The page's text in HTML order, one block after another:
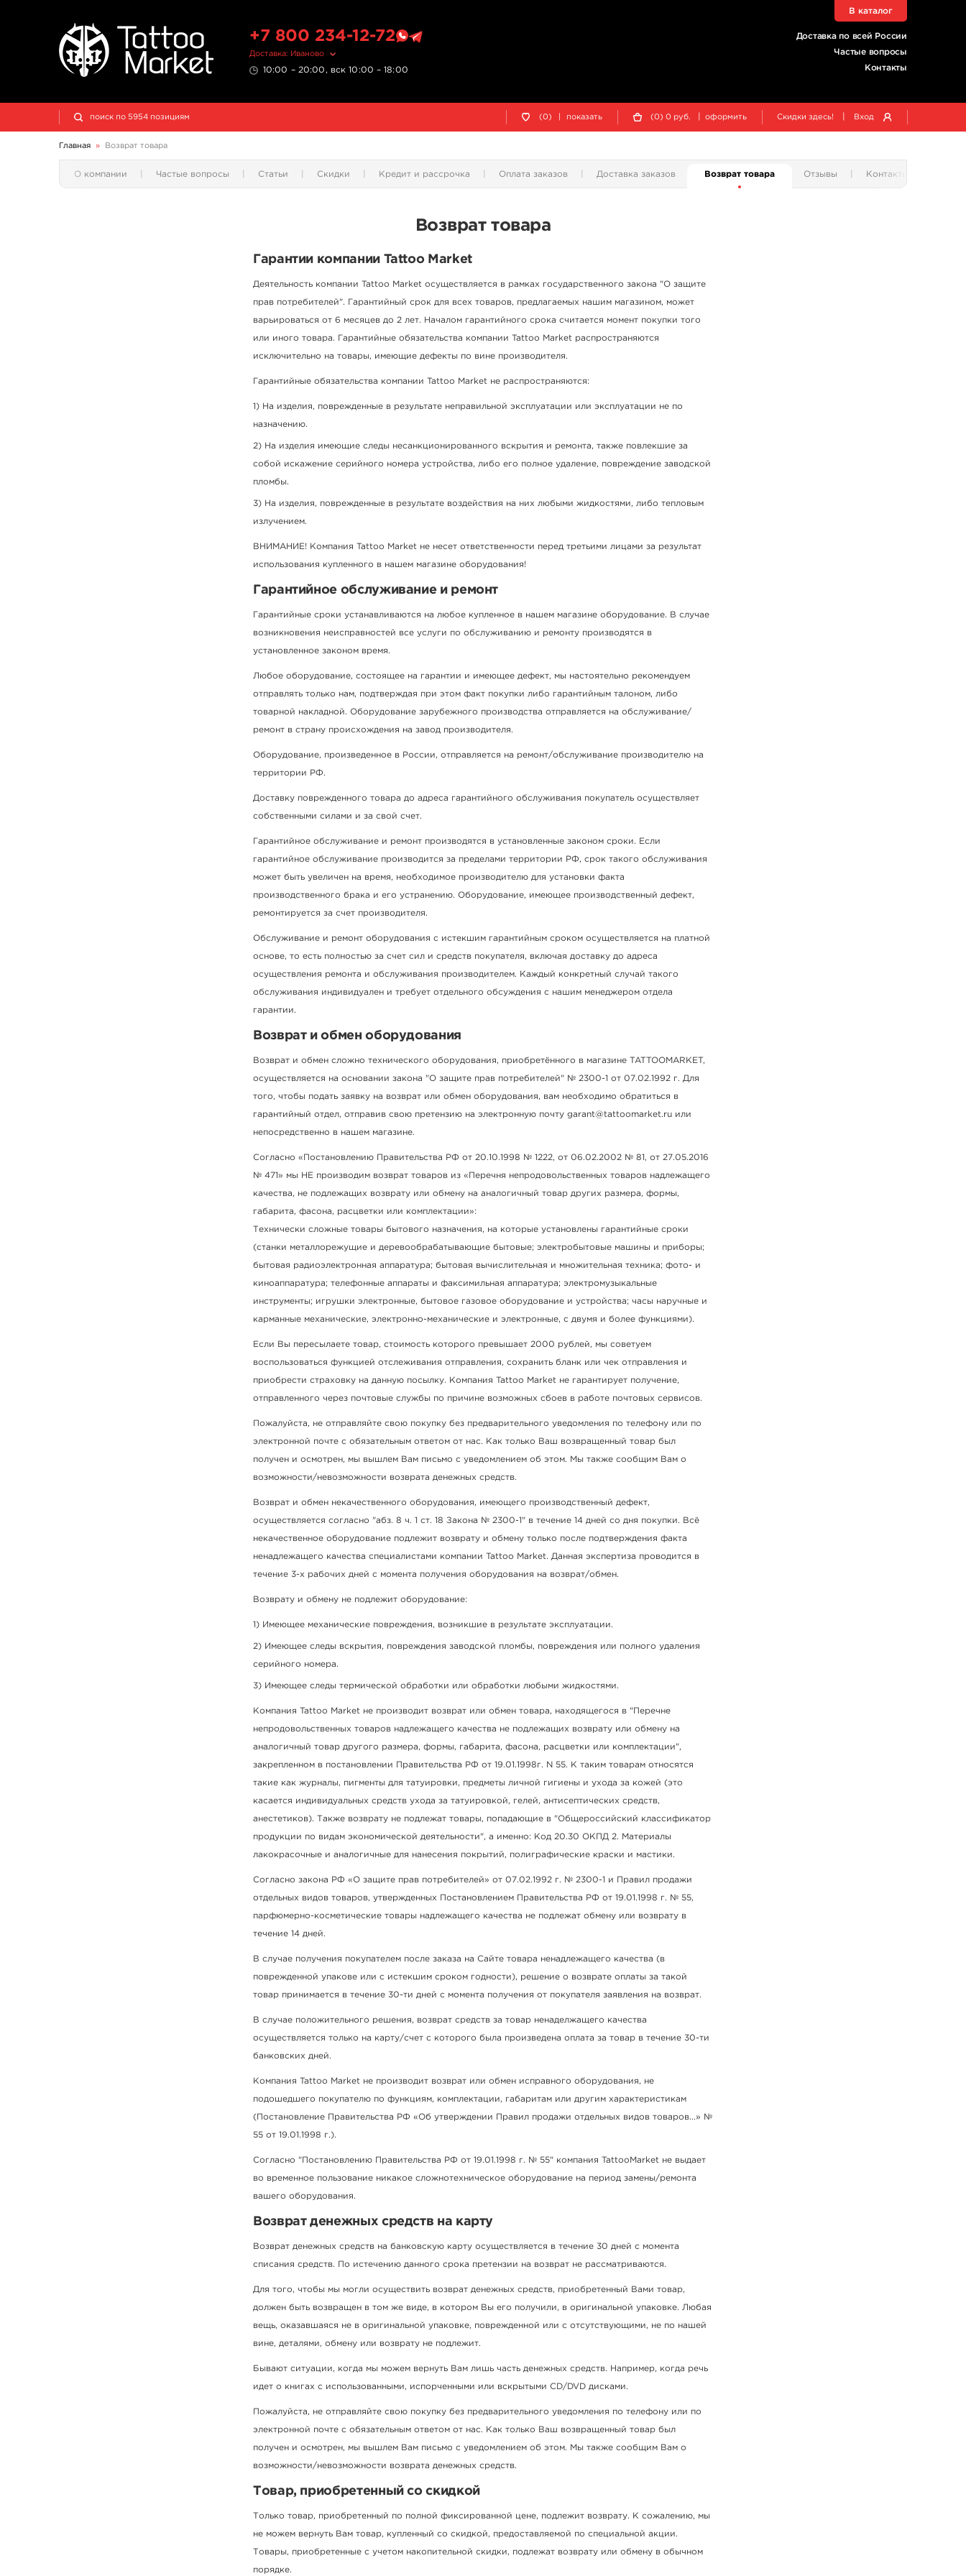
+7 800 234-12-72
Доставка: Иваново
10:00 – 20:00, вск 10:00 – 18:00
Доставка по всей России
Частые вопросы
Контакты
В каталог
(0) показать (0) 0 руб. оформить Скидки здесь! Вход
Главная » Возврат товара
О компании Частые вопросы Статьи Скидки Кредит и рассрочка Оплата заказов Доставка заказов Возврат товара Отзывы Контакты
Возврат товара
Гарантии компании Tattoo Market
Деятельность компании Tattoo Market осуществляется в рамках государственного закона "О защите
прав потребителей". Гарантийный срок для всех товаров, предлагаемых нашим магазином, может
варьироваться от 6 месяцев до 2 лет. Началом гарантийного срока считается момент покупки того
или иного товара. Гарантийные обязательства компании Tattoo Market распространяются
исключительно на товары, имеющие дефекты по вине производителя.
Гарантийные обязательства компании Tattoo Market не распространяются:
На изделия, поврежденные в результате неправильной эксплуатации или эксплуатации не по
назначению.
На изделия имеющие следы несанкционированного вскрытия и ремонта, также повлекшие за
собой искажение серийного номера устройства, либо его полное удаление, повреждение заводской
пломбы.
На изделия, поврежденные в результате воздействия на них любыми жидкостями, либо тепловым
излучением.
ВНИМАНИЕ! Компания Tattoo Market не несет ответственности перед третьими лицами за результат
использования купленного в нашем магазине оборудования!
Гарантийное обслуживание и ремонт
Гарантийные сроки устанавливаются на любое купленное в нашем магазине оборудование. В случае
возникновения неисправностей все услуги по обслуживанию и ремонту производятся в
установленное законом время.
Любое оборудование, состоящее на гарантии и имеющее дефект, мы настоятельно рекомендуем
отправлять только нам, подтверждая при этом факт покупки либо гарантийным талоном, либо
товарной накладной. Оборудование зарубежного производства отправляется на обслуживание/
ремонт в страну происхождения на завод производителя.
Оборудование, произведенное в России, отправляется на ремонт/обслуживание производителю на
территории РФ.
Доставку поврежденного товара до адреса гарантийного обслуживания покупатель осуществляет
собственными силами и за свой счет.
Гарантийное обслуживание и ремонт производятся в установленные законом сроки. Если
гарантийное обслуживание производится за пределами территории РФ, срок такого обслуживания
может быть увеличен на время, необходимое производителю для установки факта
производственного брака и его устранению. Оборудование, имеющее производственный дефект,
ремонтируется за счет производителя.
Обслуживание и ремонт оборудования с истекшим гарантийным сроком осуществляется на платной
основе, то есть полностью за счет сил и средств покупателя, включая доставку до адреса
осуществления ремонта и обслуживания производителем. Каждый конкретный случай такого
обслуживания индивидуален и требует отдельного обсуждения с нашим менеджером отдела
гарантии.
Возврат и обмен оборудования
Возврат и обмен сложно технического оборудования, приобретённого в магазине TATTOOMARKET,
осуществляется на основании закона "О защите прав потребителей" № 2300-1 от 07.02.1992 г. Для
того, чтобы подать заявку на возврат или обмен оборудования, вам необходимо обратиться в
гарантийный отдел, отправив свою претензию на электронную почту garant@tattoomarket.ru или
непосредственно в нашем магазине.
Согласно «Постановлению Правительства РФ от 20.10.1998 № 1222, от 06.02.2002 № 81, от 27.05.2016
№ 471» мы НЕ производим возврат товаров из «Перечня непродовольственных товаров надлежащего
качества, не подлежащих возврату или обмену на аналогичный товар других размера, формы,
габарита, фасона, расцветки или комплектации»:
Технически сложные товары бытового назначения, на которые установлены гарантийные сроки
(станки металлорежущие и деревообрабатывающие бытовые; электробытовые машины и приборы;
бытовая радиоэлектронная аппаратура; бытовая вычислительная и множительная техника; фото- и
киноаппаратура; телефонные аппараты и факсимильная аппаратура; электромузыкальные
инструменты; игрушки электронные, бытовое газовое оборудование и устройства; часы наручные и
карманные механические, электронно-механические и электронные, с двумя и более функциями).
Если Вы пересылаете товар, стоимость которого превышает 2000 рублей, мы советуем
воспользоваться функцией отслеживания отправления, сохранить бланк или чек отправления и
приобрести страховку на данную посылку. Компания Tattoo Market не гарантирует получение,
отправленного через почтовые службы по причине возможных сбоев в работе почтовых сервисов.
Пожалуйста, не отправляйте свою покупку без предварительного уведомления по телефону или по
электронной почте с обязательным ответом от нас. Как только Ваш возвращенный товар был
получен и осмотрен, мы вышлем Вам письмо с уведомлением об этом. Мы также сообщим Вам о
возможности/невозможности возврата денежных средств.
Возврат и обмен некачественного оборудования, имеющего производственный дефект,
осуществляется согласно "абз. 8 ч. 1 ст. 18 Закона № 2300-1" в течение 14 дней со дня покупки. Всё
некачественное оборудование подлежит возврату и обмену только после подтверждения факта
ненадлежащего качества специалистами компании Tattoo Market. Данная экспертиза проводится в
течение 3-х рабочих дней с момента получения оборудования на возврат/обмен.
Возврату и обмену не подлежит оборудование:
Имеющее механические повреждения, возникшие в результате эксплуатации.
Имеющее следы вскрытия, повреждения заводской пломбы, повреждения или полного удаления
серийного номера.
Имеющее следы термической обработки или обработки любыми жидкостями.
Компания Tattoo Market не производит возврат или обмен товара, находящегося в "Перечне
непродовольственных товаров надлежащего качества не подлежащих возврату или обмену на
аналогичный товар другого размера, формы, габарита, фасона, расцветки или комплектации",
закрепленном в постановлении Правительства РФ от 19.01.1998г. N 55. К таким товарам относятся
такие как журналы, пигменты для татуировки, предметы личной гигиены и ухода за кожей (это
касается индивидуальных средств ухода за татуировкой, гелей, антисептических средств,
анестетиков). Также возврату не подлежат товары, попадающие в "Общероссийский классификатор
продукции по видам экономической деятельности", а именно: Код 20.30 ОКПД 2. Материалы
лакокрасочные и аналогичные для нанесения покрытий, полиграфические краски и мастики.
Согласно закона РФ «О защите прав потребителей» от 07.02.1992 г. № 2300-1 и Правил продажи
отдельных видов товаров, утвержденных Постановлением Правительства РФ от 19.01.1998 г. № 55,
парфюмерно-косметические товары надлежащего качества не подлежат обмену или возврату в
течение 14 дней.
В случае получения покупателем после заказа на Сайте товара ненадлежащего качества (в
поврежденной упакове или с истекшим сроком годности), решение о возврате оплаты за такой
товар принимается в течение 30-ти дней с момента получения от покупателя заявления на возврат.
В случае положительного решения, возврат средств за товар ненаделжащего качества
осуществляется только на карту/счет с которого была произведена оплата за товар в течение 30-ти
банковских дней.
Компания Tattoo Market не производит возврат или обмен исправного оборудования, не
подошедшего покупателю по функциям, комплектации, габаритам или другим характеристикам
(Постановление Правительства РФ «Об утверждении Правил продажи отдельных видов товаров...» №
55 от 19.01.1998 г.).
Согласно "Постановлению Правительства РФ от 19.01.1998 г. № 55" компания TattooMarket не выдает
во временное пользование никакое сложнотехническое оборудование на период замены/ремонта
вашего оборудования.
Возврат денежных средств на карту
Возврат денежных средств на банковскую карту осуществляется в течение 30 дней с момента
списания средств. По истечению данного срока претензии на возврат не рассматриваются.
Для того, чтобы мы могли осуществить возврат денежных средств, приобретенный Вами товар,
должен быть возвращен в том же виде, в котором Вы его получили, в оригинальной упаковке. Любая
вещь, оказавшаяся не в оригинальной упаковке, поврежденной или с отсутствующими, не по нашей
вине, деталями, обмену или возврату не подлежит.
Бывают ситуации, когда мы можем вернуть Вам лишь часть денежных средств. Например, когда речь
идет о книгах с использованными, испорченными или вскрытыми CD/DVD дисками.
Пожалуйста, не отправляйте свою покупку без предварительного уведомления по телефону или по
электронной почте с обязательным ответом от нас. Как только Ваш возвращенный товар был
получен и осмотрен, мы вышлем Вам письмо с уведомлением об этом. Мы также сообщим Вам о
возможности/невозможности возврата денежных средств.
Товар, приобретенный со скидкой
Только товар, приобретенный по полной фиксированной цене, подлежит возврату. К сожалению, мы
не можем вернуть Вам товар, купленный со скидкой, предоставляемой по специальной акции.
Товары, приобретенные с учетом накопительной скидки, подлежат возврату или обмену в обычном
порядке.